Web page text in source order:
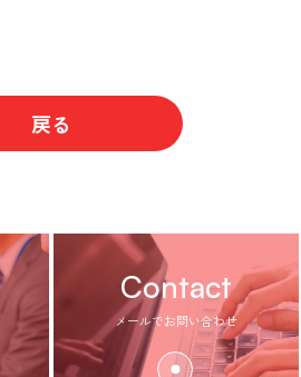
戻る
Contact
メールでお問い合わせ